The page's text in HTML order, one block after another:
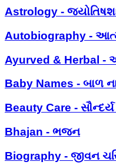
Astrology -
Autobiography -
Ayurved & Herbal -
Baby Names - બાળ
Beauty Care -
Bhajan - ભજન
Biography - જીવન